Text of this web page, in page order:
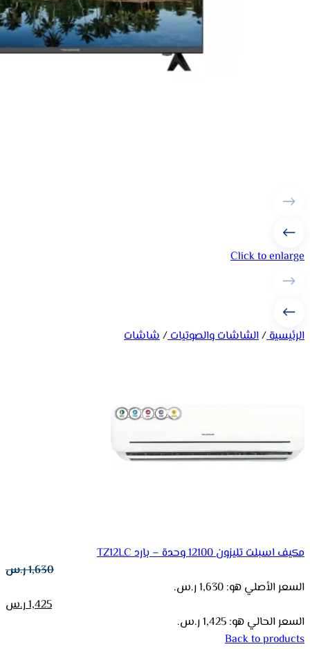
Click to enlarge
الرئيسية/الشاشات والصوتيات/شاشات
مكيف اسبلت تليزون 12100 وحدة – بارد TZ12LC
1,630ر.س
السعر الأصلي هو: 1,630 ر.س.
1,425ر.س
السعر الحالي هو: 1,425 ر.س.
Back to products